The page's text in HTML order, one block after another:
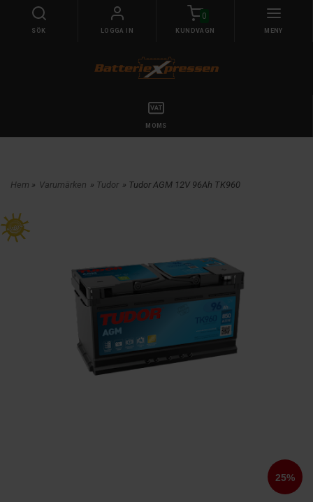
SÖK LOGGA IN
0
KUNDVAGN MENY
MOMS
Hem » Varumärken » Tudor » Tudor AGM 12V 96Ah TK960